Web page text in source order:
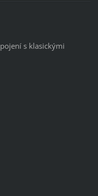
s klasickými